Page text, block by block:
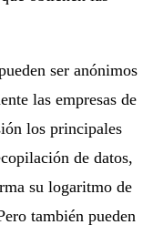
ser anónimos
las empresas de
los principales
de datos,
su logaritmo de
también pueden